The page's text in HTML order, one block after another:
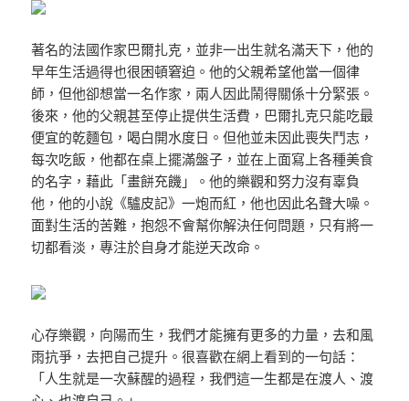
著名的法國作家巴爾扎克，並非一出生就名滿天下，他的
早年生活過得也很困頓窘迫。他的父親希望他當一個律
師，但他卻想當一名作家，兩人因此鬧得關係十分緊張。
後來，他的父親甚至停止提供生活費，巴爾扎克只能吃最
便宜的乾麵包，喝白開水度日。但他並未因此喪失鬥志，
每次吃飯，他都在桌上擺滿盤子，並在上面寫上各種美食
的名字，藉此「畫餅充饑」。他的樂觀和努力沒有辜負
他，他的小說《驢皮記》一炮而紅，他也因此名聲大噪。
面對生活的苦難，抱怨不會幫你解決任何問題，只有將一
切都看淡，專注於自身才能逆天改命。
心存樂觀，向陽而生，我們才能擁有更多的力量，去和風
雨抗爭，去把自己提升。很喜歡在網上看到的一句話：
「人生就是一次蘇醒的過程，我們這一生都是在渡人、渡